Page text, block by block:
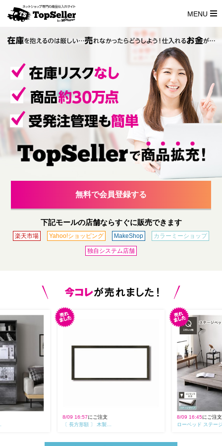
MENU
無料で会員登録する
下記モールの店舗ならすぐに販売できます
楽天市場 Yahoo!ショッピング MakeShop カラーミーショップ
独自システム店舗
8/09 16:57にご注文
〔 長方形額 〕 木製…
8/09 16:45にご注文
ローベッド ステー